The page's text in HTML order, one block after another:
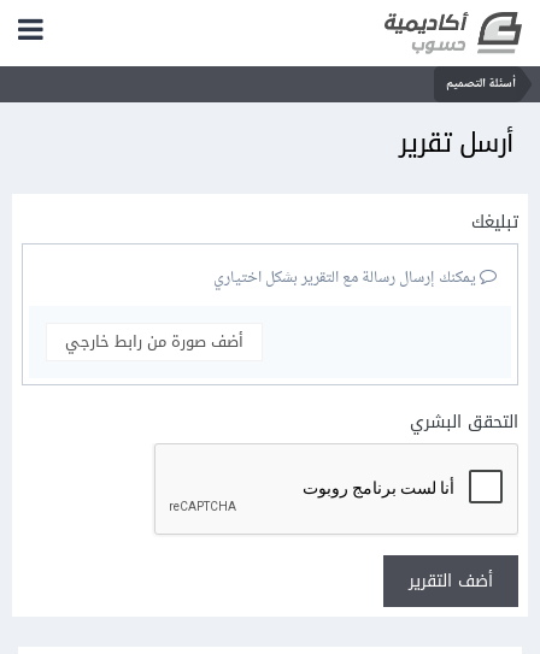
أسئلة التصميم
أرسل تقرير
تبليغك
يمكنك إرسال رسالة مع التقرير بشكل اختياري
أضف صورة من رابط خارجي
التحقق البشري
أضف التقرير